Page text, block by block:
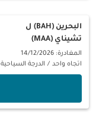
البحرين (BAH)
ل
تشيناي (MAA)
المغادرة: 14/12/2026
اتجاه واحد / الدرجة السياحية